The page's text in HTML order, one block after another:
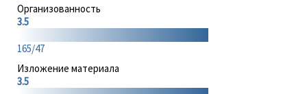
Организованность
3.5
165/47
Изложение материала
3.5